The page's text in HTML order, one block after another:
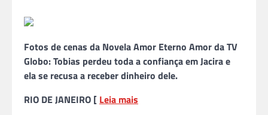
Fotos de cenas da Novela Amor Eterno Amor da TV
Globo: Tobias perdeu toda a confiança em Jacira e
ela se recusa a receber dinheiro dele.
RIO DE JANEIRO [ Leia mais